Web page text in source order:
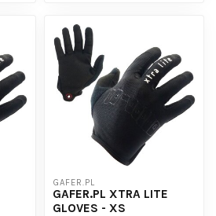
GAFER.PL
GAFER.PL XTRA LITE
GLOVES - XS